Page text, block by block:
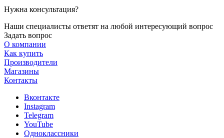
Нужна консультация?
Наши специалисты ответят на любой интересующий вопрос
Задать вопрос
О компании
Как купить
Производители
Магазины
Контакты
Вконтакте
Instagram
Telegram
YouTube
Одноклассники